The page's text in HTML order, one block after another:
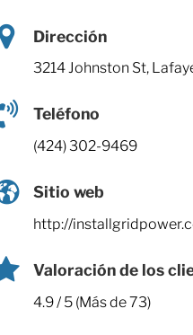
Dirección
3214 Johnston St,
Teléfono
(424) 302-9469
Sitio web
http://
Valoración de los
4.9 / 5 (Más de 73)